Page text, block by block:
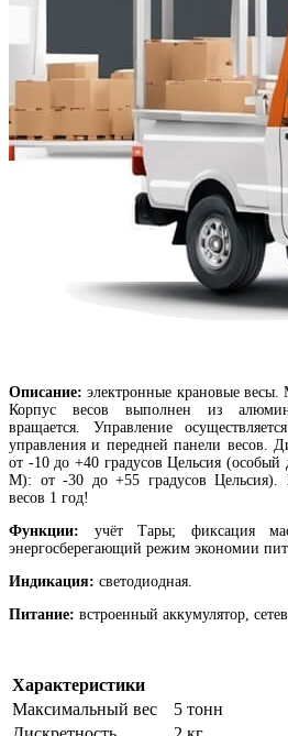
Описание: электронные крановые
Корпус весов выполнен из
вращается. Управление
управления и передней панели весов.
от -10 до +40 градусов Цельсия (особый
М): от -30 до +55 градусов Цельсия).
весов 1 год!
Функции: учёт Тары; фиксация
энергосберегающий режим экономии
Индикация: светодиодная.
Питание: встроенный аккумулятор,
Характеристики
Максимальный вес
5 тонн